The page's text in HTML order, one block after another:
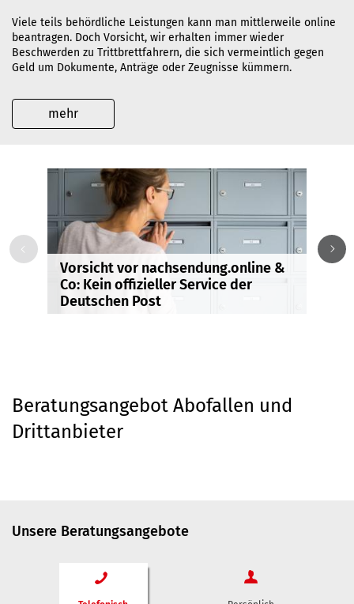
Viele teils behördliche Leistungen kann man mittlerweile online
beantragen. Doch Vorsicht, wir erhalten immer wieder
Beschwerden zu Trittbrettfahrern, die sich vermeintlich gegen
Geld um Dokumente, Anträge oder Zeugnisse kümmern.
mehr
Vorsicht vor nachsendung.online &
Co: Kein offizieller Service der
Deutschen Post
Beratungsangebot Abofallen und
Drittanbieter
Unsere Beratungsangebote